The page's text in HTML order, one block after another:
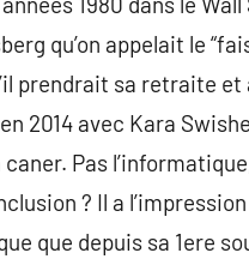
qu’on appelait le
prendrait sa retraite
2014 avec Kara
caner. Pas
? Il a
que depuis sa 1ere